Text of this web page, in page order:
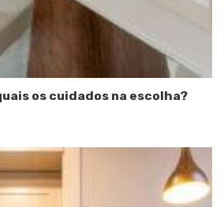
os cuidados na escolha?